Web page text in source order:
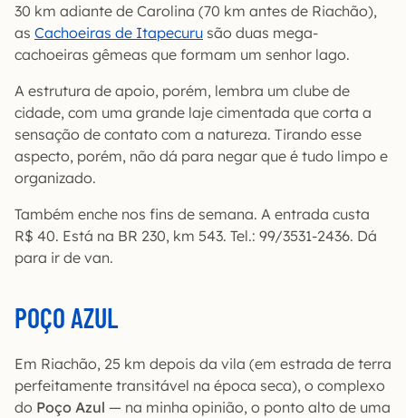
30 km adiante de Carolina (70 km antes de Riachão),
as Cachoeiras de Itapecuru são duas mega-
cachoeiras gêmeas que formam um senhor lago.
A estrutura de apoio, porém, lembra um clube de
cidade, com uma grande laje cimentada que corta a
sensação de contato com a natureza. Tirando esse
aspecto, porém, não dá para negar que é tudo limpo e
organizado.
Também enche nos fins de semana. A entrada custa
R$ 40. Está na BR 230, km 543. Tel.: 99/3531-2436. Dá
para ir de van.
POÇO AZUL
Em Riachão, 25 km depois da vila (em estrada de terra
perfeitamente transitável na época seca), o complexo
do Poço Azul — na minha opinião, o ponto alto de uma